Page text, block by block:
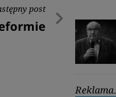
post
Reklama